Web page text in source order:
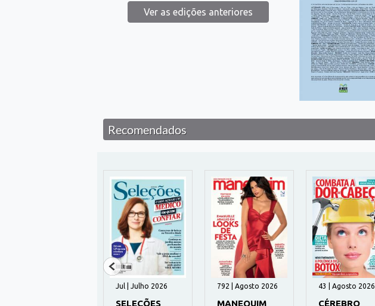
Ver as edições anteriores
Recomendados
Jul | Julho 2026
SELEÇÕES
792 | Agosto 2026
MANEQUIM
43 | Agosto 2026
CÉREBRO